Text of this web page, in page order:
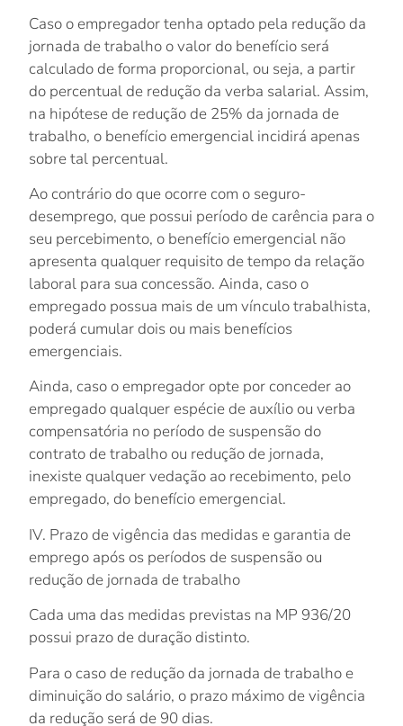
Caso o empregador tenha optado pela redução da
jornada de trabalho o valor do benefício será
calculado de forma proporcional, ou seja, a partir
do percentual de redução da verba salarial. Assim,
na hipótese de redução de 25% da jornada de
trabalho, o benefício emergencial incidirá apenas
sobre tal percentual.
Ao contrário do que ocorre com o seguro-
desemprego, que possui período de carência para o
seu percebimento, o benefício emergencial não
apresenta qualquer requisito de tempo da relação
laboral para sua concessão. Ainda, caso o
empregado possua mais de um vínculo trabalhista,
poderá cumular dois ou mais benefícios
emergenciais.
Ainda, caso o empregador opte por conceder ao
empregado qualquer espécie de auxílio ou verba
compensatória no período de suspensão do
contrato de trabalho ou redução de jornada,
inexiste qualquer vedação ao recebimento, pelo
empregado, do benefício emergencial.
IV. Prazo de vigência das medidas e garantia de
emprego após os períodos de suspensão ou
redução de jornada de trabalho
Cada uma das medidas previstas na MP 936/20
possui prazo de duração distinto.
Para o caso de redução da jornada de trabalho e
diminuição do salário, o prazo máximo de vigência
da redução será de 90 dias.